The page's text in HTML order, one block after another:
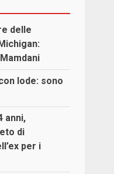
delle
lode: sono
anni,
di
per i